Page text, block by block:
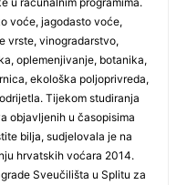
voće, jagodasto voće,
vrste, vinogradarstvo,
oplemenjivanje, botanika,
ekološka poljoprivreda,
Tijekom studiranja
objavljenih u časopisima
bilja, sudjelovala je na
hrvatskih voćara 2014.
Sveučilišta u Splitu za